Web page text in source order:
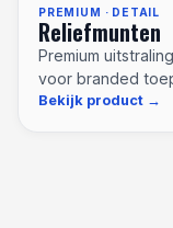
PREMIUM · DETAIL
Reliefmunten
Premium
voor branded
Bekijk product